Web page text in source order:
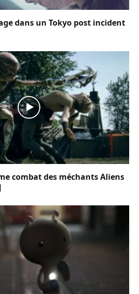
dans un Tokyo post incident
combat des méchants Aliens